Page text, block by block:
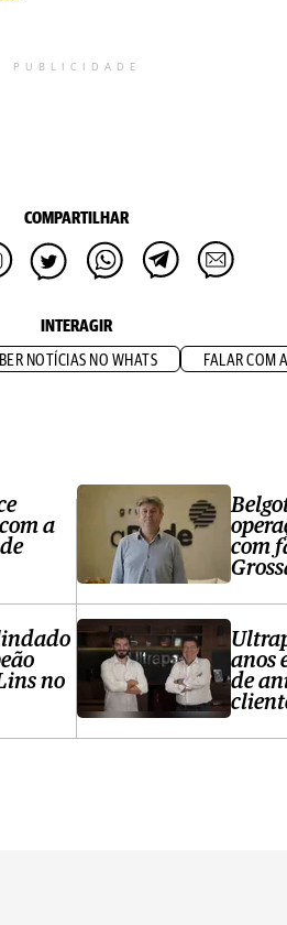
PUBLICIDADE
COMPARTILHAR
INTERAGIR
NOTÍCIAS NO WHATS FALAR COM
a
no
com
anos
de